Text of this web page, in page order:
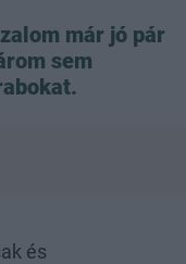
már jó pár
sem
és